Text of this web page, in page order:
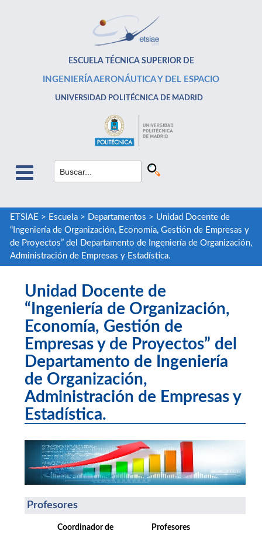
ESCUELA TÉCNICA SUPERIOR DE
INGENIERÍA AERONÁUTICA Y DEL ESPACIO
UNIVERSIDAD POLITÉCNICA DE MADRID
ETSIAE > Escuela> Departamentos > Unidad Docente de
“Ingeniería de Organización, Economía, Gestión de Empresas y
de Proyectos” del Departamento de Ingeniería de Organización,
Administración de Empresas y Estadística.
Unidad Docente de
“Ingeniería de Organización,
Economía, Gestión de
Empresas y de Proyectos” del
Departamento de Ingeniería
de Organización,
Administración de Empresas y
Estadística.
Profesores
Coordinador de
Profesores